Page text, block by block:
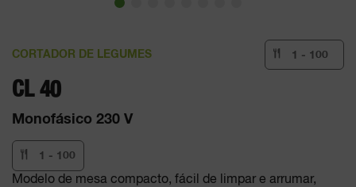
CORTADOR DE LEGUMES 1 - 100
CL 40
Monofásico 230 V
1 - 100
Modelo de mesa compacto, fácil de limpar e arrumar,